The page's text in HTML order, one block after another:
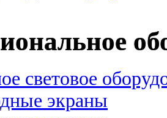
световое
экраны